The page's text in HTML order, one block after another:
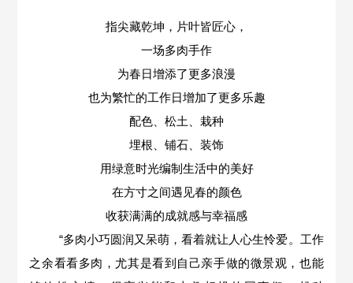
指尖藏乾坤，片叶皆匠心，
一场多肉手作
为春日增添了更多浪漫
也为繁忙的工作日增加了更多乐趣
配色、松土、栽种
埋根、铺石、装饰
用绿意时光编制生活中的美好
在方寸之间遇见春的颜色
收获满满的成就感与幸福感
“多肉小巧圆润又呆萌，看着就让人心生怜爱。工作
之余看看多肉，尤其是看到自己亲手做的微景观，也能